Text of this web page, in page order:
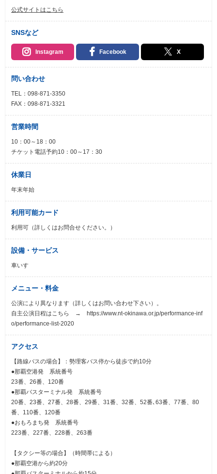
公式サイトはこちら
SNSなど
Instagram Facebook X
問い合わせ
TEL：098-871-3350
FAX：098-871-3321
営業時間
10：00～18：00
チケット電話予約10：00～17：30
休業日
年末年始
利用可能カード
利用可（詳しくはお問合せください。）
設備・サービス
車いす
メニュー・料金
公演により異なります（詳しくはお問い合わせ下さい）。
自主公演日程はこちら → https://www.nt-okinawa.or.jp/performance-inf
o/performance-list-2020
アクセス
【路線バスの場合】：勢理客バス停から徒歩で約10分
●那覇空港発 系統番号
23番、26番、120番
●那覇バスターミナル発 系統番号
20番、23番、27番、28番、29番、31番、32番、52番､63番、77番、80
番、110番、120番
●おもろまち発 系統番号
223番、227番、228番、263番
【タクシー等の場合】（時間帯による）
●那覇空港から約20分